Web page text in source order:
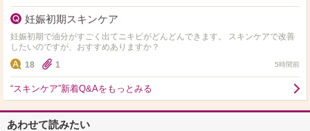
妊娠初期スキンケア
妊娠初期で油分がすごく出てニキビがどんどんできます。 スキンケアで改善
したいのですが、おすすめありますか？
18
1 5時間前
“スキンケア”新着Q&Aをもっとみる
あわせて読みたい